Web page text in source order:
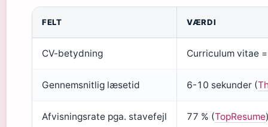
FELT VÆRDI
CV-betydning Curriculum vitae
Gennemsnitlig læsetid 6-10 sekunder (
Afvisningsrate pga. stavefejl 77 % (TopResume